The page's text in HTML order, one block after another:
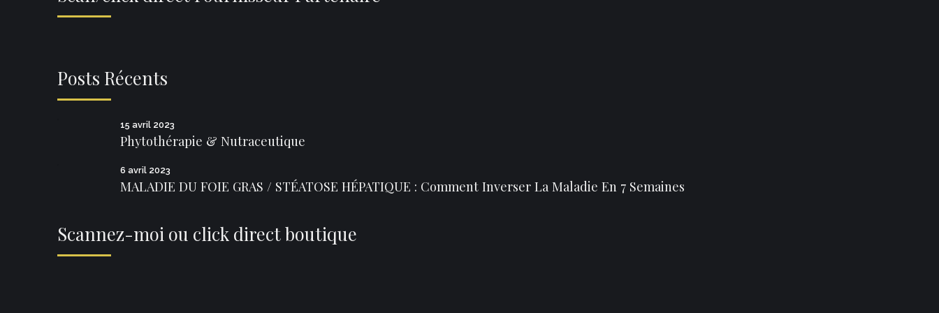
Posts Récents
15 avril 2023
Phytothérapie & Nutraceutique
6 avril 2023
MALADIE DU FOIE GRAS / STÉATOSE HÉPATIQUE : Comment Inverser La Maladie En 7 Semaines
Scannez-moi ou click direct boutique